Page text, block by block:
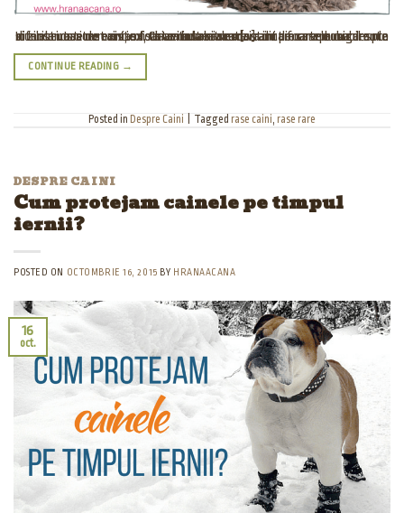
In zilele noastre exista foarte multe rase de caini din care cu siguranta si tu cunosti numeroase. Chiar daca ai o cunostinta foarte buna despre diferite rase de caini, exista cateva rase mai rare pe care probabil nu le cunosti. In acest articol, ti-am adunat cateva dintre rasele cu care nu te vei intalni des [...]
CONTINUE READING →
Posted in Despre Caini Tagged rase caini, rase rare
DESPRE CAINI
Cum protejam cainele pe timpul
iernii?
POSTED ON OCTOMBRIE 16, 2015 BY HRANAACANA
16
oct.